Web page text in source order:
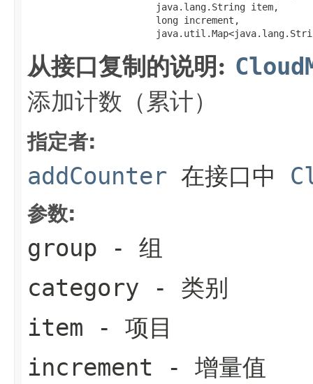
                       java.lang.String item,
                       long increment,
从接口复制的说明:
添加计数（累计）
指定者:
addCounter 在接口中
参数:
group - 组
category - 类别
item - 项目
increment - 增量值